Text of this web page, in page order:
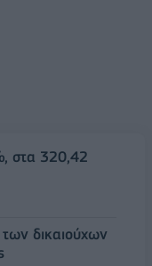
στα 320,42
δικαιούχων